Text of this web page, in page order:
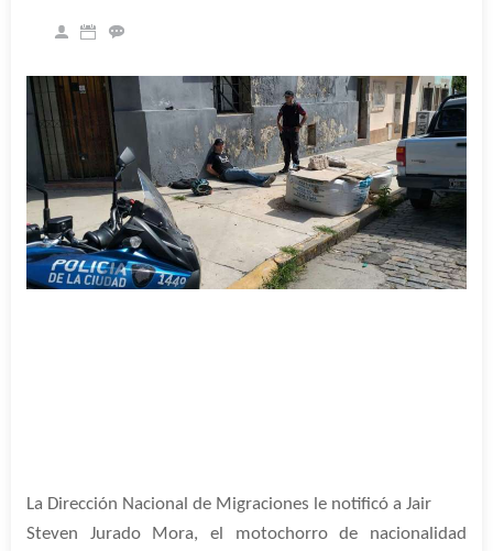
La Dirección Nacional de Migraciones le notificó a Jair
Steven Jurado Mora, el motochorro de nacionalidad